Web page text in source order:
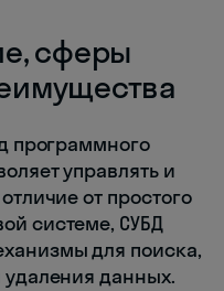
сферы
программного
управлять и
от простого
системе, СУБД
для поиска,
данных.